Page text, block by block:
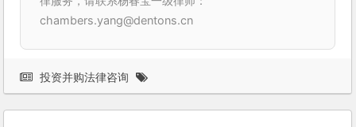
chambers.yang@dentons.cn
投资并购法律咨询